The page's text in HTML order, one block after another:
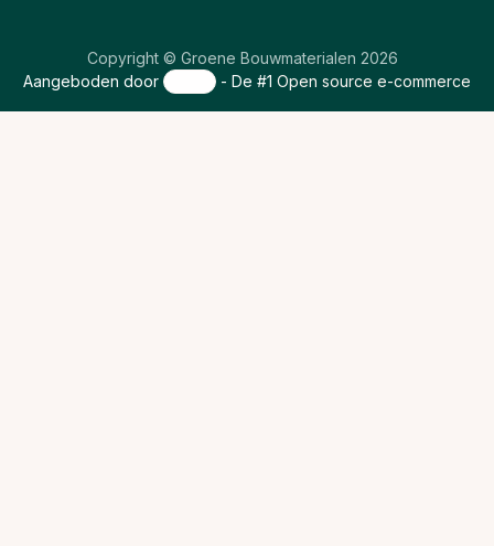
Copyright © Groene Bouwmaterialen 2026
Aangeboden door
- De #1Open source e-commerce